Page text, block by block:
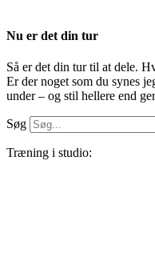
Nu er det din tur
Så er det din tur til at dele.
Er der noget som du synes
under – og stil hellere end
Søg
Træning i studio: